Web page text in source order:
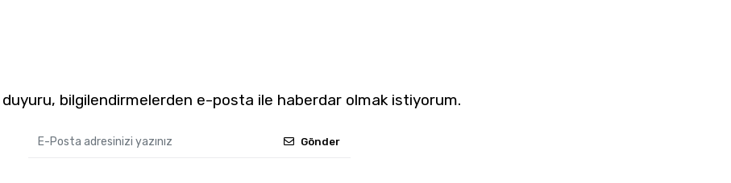
bilgilendirmelerden e-posta ile haberdar olmak istiyorum.
Gönder